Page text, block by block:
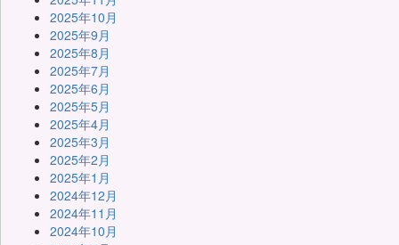
2025年10月
2025年9月
2025年8月
2025年7月
2025年6月
2025年5月
2025年4月
2025年3月
2025年2月
2025年1月
2024年12月
2024年11月
2024年10月